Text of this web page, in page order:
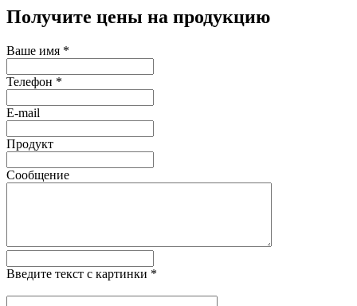
Получите цены на продукцию
Ваше имя *
Телефон *
E-mail
Продукт
Сообщение
Введите текст с картинки *